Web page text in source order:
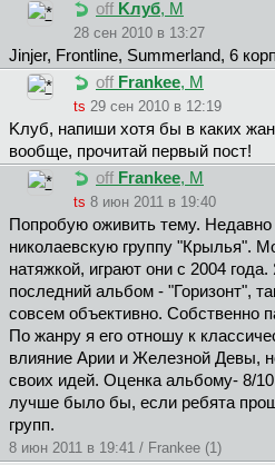
off Kлyб, М
28 сен 2010 в 13:27
Jinjer, Frontline, Summerland, 6
off Frankee, М
ts 29 сен 2010 в 12:19
Kлyб, напиши хотя бы в каких
вообще, прочитай первый пост!
off Frankee, М
ts 8 июн 2011 в 19:40
Попробую оживить тему. Недавно
николаевскую группу "Крылья".
натяжкой, играют они с 2004
последний альбом - "Горизонт",
совсем объективно. Собственно
По жанру я его отношу к
влияние Арии и Железной Девы,
своих идей. Оценка альбому- 8/
лучше было бы, если ребята
групп.
8 июн 2011 в 19:41 / Frankee (1)